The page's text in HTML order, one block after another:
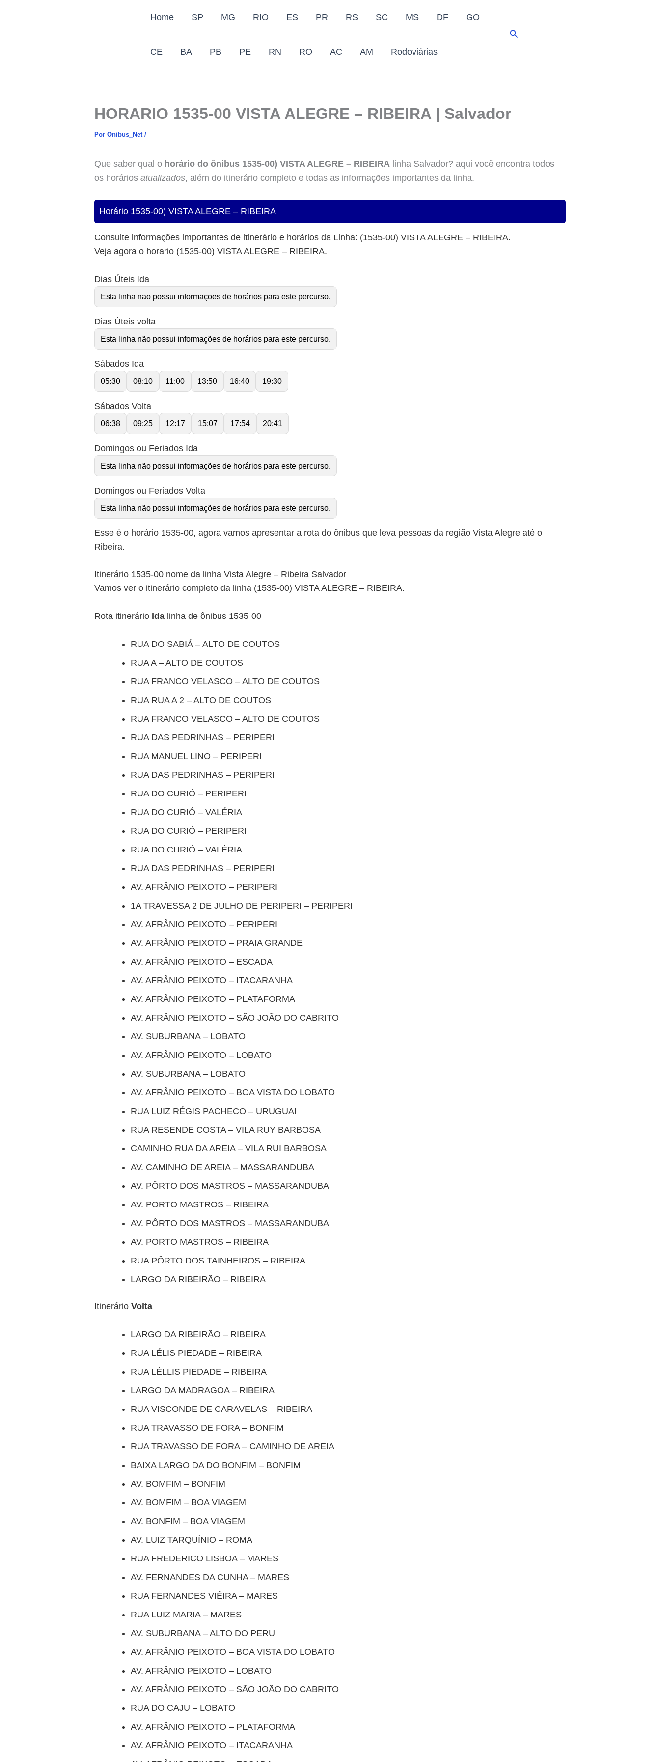
Home SP MG RIO ES PR RS SC MS DF GO
CE BA PB PE RN RO AC AM Rodoviárias
Pesquisar
HORARIO 1535-00 VISTA ALEGRE – RIBEIRA | Salvador
Por Onibus_Net /
Que saber qual o horário do ônibus 1535-00) VISTA ALEGRE – RIBEIRA linha Salvador? aqui você encontra todos
os horários atualizados, além do itinerário completo e todas as informações importantes da linha.
Horário 1535-00) VISTA ALEGRE – RIBEIRA
Consulte informações importantes de itinerário e horários da Linha: (1535-00) VISTA ALEGRE – RIBEIRA.
Veja agora o horario (1535-00) VISTA ALEGRE – RIBEIRA.
Dias Úteis Ida
Esta linha não possui informações de horários para este percurso.
Dias Úteis volta
Esta linha não possui informações de horários para este percurso.
Sábados Ida
05:30 08:10 11:00 13:50 16:40 19:30
Sábados Volta
06:38 09:25 12:17 15:07 17:54 20:41
Domingos ou Feriados Ida
Esta linha não possui informações de horários para este percurso.
Domingos ou Feriados Volta
Esta linha não possui informações de horários para este percurso.
Esse é o horário 1535-00, agora vamos apresentar a rota do ônibus que leva pessoas da região Vista Alegre até o
Ribeira.
Itinerário 1535-00 nome da linha Vista Alegre – Ribeira Salvador
Vamos ver o itinerário completo da linha (1535-00) VISTA ALEGRE – RIBEIRA.
Rota itinerário Ida linha de ônibus 1535-00
RUA DO SABIÁ – ALTO DE COUTOS
RUA A – ALTO DE COUTOS
RUA FRANCO VELASCO – ALTO DE COUTOS
RUA RUA A 2 – ALTO DE COUTOS
RUA FRANCO VELASCO – ALTO DE COUTOS
RUA DAS PEDRINHAS – PERIPERI
RUA MANUEL LINO – PERIPERI
RUA DAS PEDRINHAS – PERIPERI
RUA DO CURIÓ – PERIPERI
RUA DO CURIÓ – VALÉRIA
RUA DO CURIÓ – PERIPERI
RUA DO CURIÓ – VALÉRIA
RUA DAS PEDRINHAS – PERIPERI
AV. AFRÂNIO PEIXOTO – PERIPERI
1A TRAVESSA 2 DE JULHO DE PERIPERI – PERIPERI
AV. AFRÂNIO PEIXOTO – PERIPERI
AV. AFRÂNIO PEIXOTO – PRAIA GRANDE
AV. AFRÂNIO PEIXOTO – ESCADA
AV. AFRÂNIO PEIXOTO – ITACARANHA
AV. AFRÂNIO PEIXOTO – PLATAFORMA
AV. AFRÂNIO PEIXOTO – SÃO JOÃO DO CABRITO
AV. SUBURBANA – LOBATO
AV. AFRÂNIO PEIXOTO – LOBATO
AV. SUBURBANA – LOBATO
AV. AFRÂNIO PEIXOTO – BOA VISTA DO LOBATO
RUA LUIZ RÉGIS PACHECO – URUGUAI
RUA RESENDE COSTA – VILA RUY BARBOSA
CAMINHO RUA DA AREIA – VILA RUI BARBOSA
AV. CAMINHO DE AREIA – MASSARANDUBA
AV. PÔRTO DOS MASTROS – MASSARANDUBA
AV. PORTO MASTROS – RIBEIRA
AV. PÔRTO DOS MASTROS – MASSARANDUBA
AV. PORTO MASTROS – RIBEIRA
RUA PÔRTO DOS TAINHEIROS – RIBEIRA
LARGO DA RIBEIRÃO – RIBEIRA
Itinerário Volta
LARGO DA RIBEIRÃO – RIBEIRA
RUA LÉLIS PIEDADE – RIBEIRA
RUA LÉLLIS PIEDADE – RIBEIRA
LARGO DA MADRAGOA – RIBEIRA
RUA VISCONDE DE CARAVELAS – RIBEIRA
RUA TRAVASSO DE FORA – BONFIM
RUA TRAVASSO DE FORA – CAMINHO DE AREIA
BAIXA LARGO DA DO BONFIM – BONFIM
AV. BOMFIM – BONFIM
AV. BOMFIM – BOA VIAGEM
AV. BONFIM – BOA VIAGEM
AV. LUIZ TARQUÍNIO – ROMA
RUA FREDERICO LISBOA – MARES
AV. FERNANDES DA CUNHA – MARES
RUA FERNANDES VIÊIRA – MARES
RUA LUIZ MARIA – MARES
AV. SUBURBANA – ALTO DO PERU
AV. AFRÂNIO PEIXOTO – BOA VISTA DO LOBATO
AV. AFRÂNIO PEIXOTO – LOBATO
AV. AFRÂNIO PEIXOTO – SÃO JOÃO DO CABRITO
RUA DO CAJU – LOBATO
AV. AFRÂNIO PEIXOTO – PLATAFORMA
AV. AFRÂNIO PEIXOTO – ITACARANHA